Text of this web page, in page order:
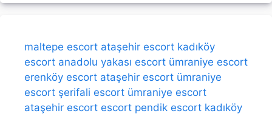
maltepe escort ataşehir escort kadıköy
escort anadolu yakası escort ümraniye escort
erenköy escort ataşehir escort ümraniye
escort şerifali escort ümraniye escort
ataşehir escort escort pendik escort kadıköy